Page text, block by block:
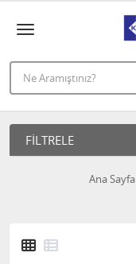
FILTRELE
Ana Sayfa